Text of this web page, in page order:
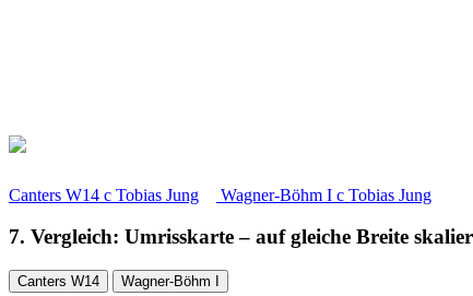
Canters W14 c Tobias Jung Wagner-Böhm I c Tobias Jung
7. Vergleich: Umrisskarte – auf gleiche Breite
Canters W14 Wagner-Böhm I